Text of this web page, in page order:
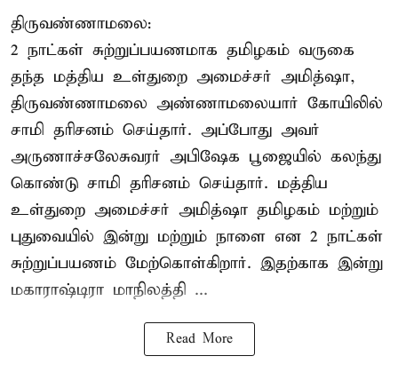
திருவண்ணாமலை:
2 நாட்கள் சுற்றுப்பயணமாக தமிழகம் வருகை
தந்த மத்திய உள்துறை அமைச்சர் அமித்ஷா,
திருவண்ணாமலை அண்ணாமலையார் கோயிலில்
சாமி தரிசனம் செய்தார். அப்போது அவர்
அருணாச்சலேசுவரர் அபிஷேக பூஜையில் கலந்து
கொண்டு சாமி தரிசனம் செய்தார். மத்திய
உள்துறை அமைச்சர் அமித்ஷா தமிழகம் மற்றும்
புதுவையில் இன்று மற்றும் நாளை என 2 நாட்கள்
சுற்றுப்பயணம் மேற்கொள்கிறார். இதற்காக இன்று
மகாராஷ்டிரா மாநிலத்தி ...
Read More